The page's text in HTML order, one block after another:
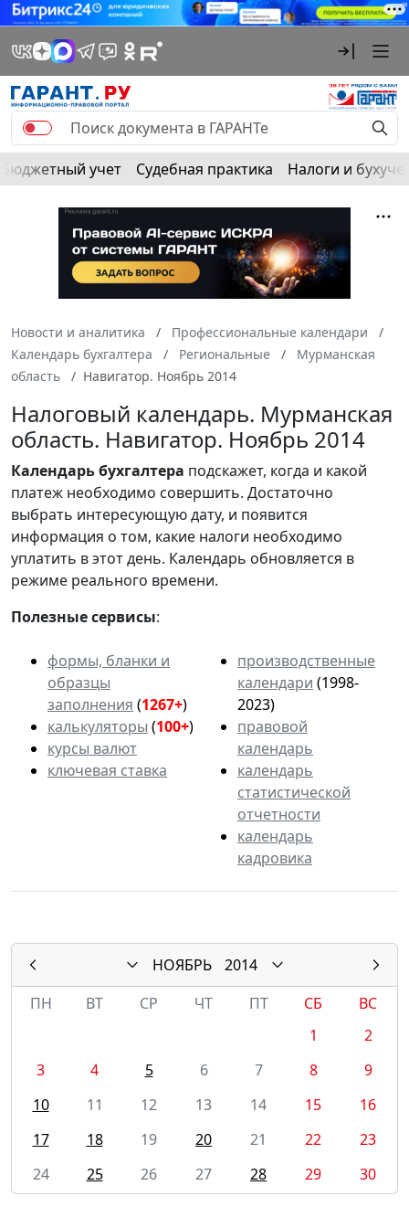
Бюджетный учет Судебная практика Налоги и
Новости и аналитика
Профессиональные календари
Календарь бухгалтера
Региональные
Мурманская
область
Навигатор. Ноябрь 2014
Налоговый календарь. Мурманская
область. Навигатор. Ноябрь 2014
Календарьбухгалтера подскажет, когда и какой
платеж необходимо совершить. Достаточно
выбрать интересующую дату, и появится
информация о том, какие налоги необходимо
уплатить в этот день. Календарь обновляется в
режиме реального времени.
Полезные сервисы:
формы, бланки и
образцы
заполнения (1267+)
калькуляторы (100+)
курсы валют
ключевая ставка
производственные
календари (1998-
2023)
правовой
календарь
календарь
статистической
отчетности
календарь
кадровика
НОЯБРЬ
2014
ПН
ВТ СР ЧТ ПТ СБ
ВС
1
2
3
4 5 6 7 8
9
10
11 12 13 14 15
16
17
18 19 20 21 22
23
24
25 26 27 28 29 30